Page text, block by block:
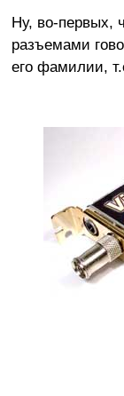
Ну, во-первых,
разъемами
его фамилии,